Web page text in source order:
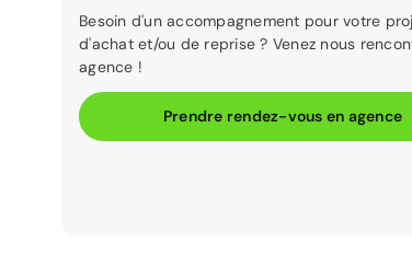
Besoin d'un accompagnement pour votre
d'achat et/ou de reprise ? Venez nous
agence !
Prendre rendez-vous en agence